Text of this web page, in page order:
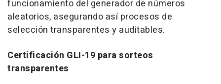
funcionamiento del generador de números
aleatorios, asegurando así procesos de
selección transparentes y auditables.
Certificación GLI-19 para sorteos
transparentes